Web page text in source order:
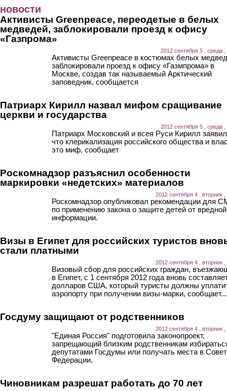
новости
Активисты Greenpeace, переодетые в белых
медведей, заблокировали проезд к офису
«Газпрома»
2012 сентября 5 , среда ,
Активисты Greenpeace в костюмах белых
заблокировали проезд к офису «Газмпрома» в
Москве, создав так называемый Арктический
заповедник, сообщается
Патриарх Кирилл назвал мифом сращивание
церкви и государства
2012 сентября 5 , среда ,
Патриарх Московский и всея Руси Кирилл
что клерикализация российского общества и
это миф, сообщает
Роскомнадзор разъяснил особенности
маркировки «недетских» материалов
2012 сентября 4 , вторник ,
Роскомнадзор опубликовал рекомендации для
по применению закона о защите детей от вредной
информации.
Визы в Египет для российских туристов
стали платными
2012 сентября 4 , вторник ,
Визовый сбор для российских граждан,
в Египет, с 1 сентября 2012 года вновь
долларов США, который туристы должны
аэропорту при получении визы-марки, сообщает...
Госдуму защищают от родственников
2012 сентября 4 , вторник ,
"Единая Россия" подготовила законопроект,
запрещающий близким родственникам
депутатами Госдумы или получать места в
Федерации.
Чиновникам разрешат работать до 70 лет